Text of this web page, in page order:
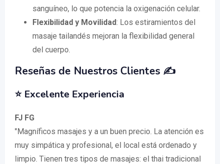
sanguíneo, lo que potencia la oxigenación celular.
Flexibilidad y Movilidad: Los estiramientos del
masaje tailandés mejoran la flexibilidad general
del cuerpo.
Reseñas de Nuestros Clientes ✍️
⭐️ Excelente Experiencia
FJ FG
"Magníficos masajes y a un buen precio. La atención es
muy simpática y profesional, el local está ordenado y
limpio. Tienen tres tipos de masajes: el thai tradicional